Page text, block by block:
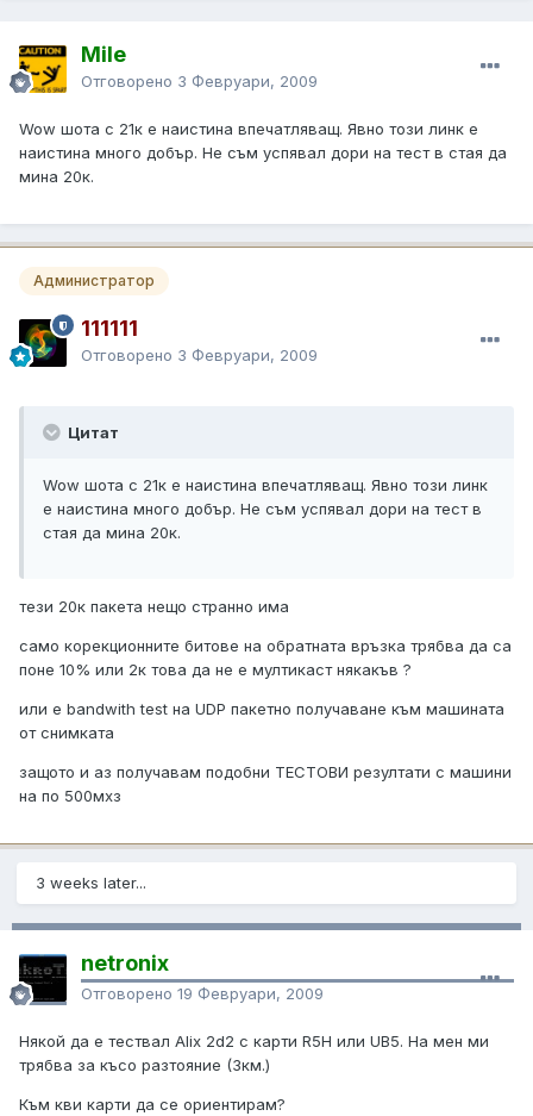
Mile
Отговорено 3 Февруари, 2009
Wow шота с 21к e наистина впечатляващ. Явно този линк е
наистина много добър. Не съм успявал дори на тест в стая да
мина 20к.
Администратор
111111
Отговорено 3 Февруари, 2009
Цитат
Wow шота с 21к e наистина впечатляващ. Явно този линк
е наистина много добър. Не съм успявал дори на тест в
стая да мина 20к.
тези 20к пакета нещо странно има
само корекционните битове на обратната връзка трябва да са
поне 10% или 2к това да не е мултикаст някакъв ?
или е bandwith test на UDP пакетно получаване към машината
от снимката
защото и аз получавам подобни ТЕСТОВИ резултати с машини
на по 500мхз
3 weeks later...
netronix
Отговорено 19 Февруари, 2009
Някой да е тествал Alix 2d2 с карти R5H или UB5. На мен ми
трябва за късо разтояние (3км.)
Към кви карти да се ориентирам?